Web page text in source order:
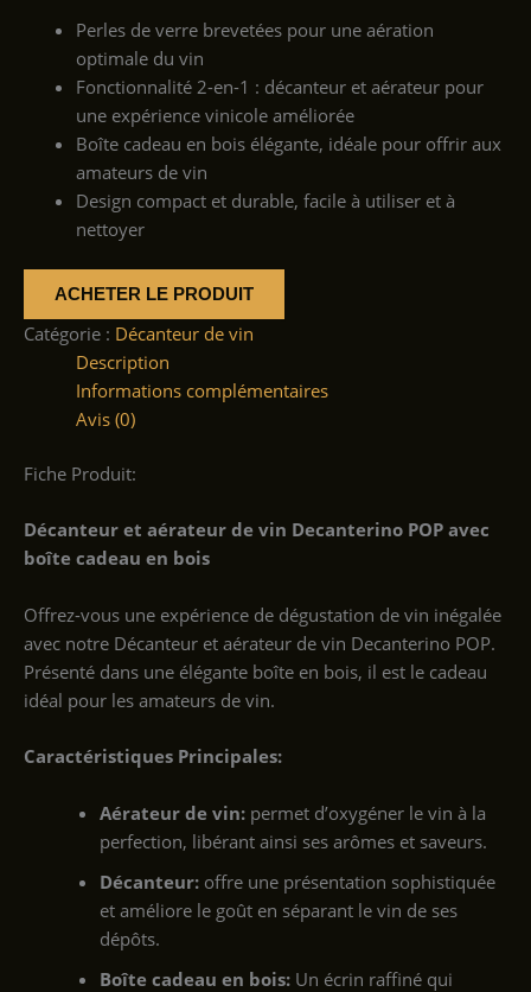
Perles de verre brevetées pour une aération
optimale du vin
Fonctionnalité 2-en-1 : décanteur et aérateur pour
une expérience vinicole améliorée
Boîte cadeau en bois élégante, idéale pour offrir aux
amateurs de vin
Design compact et durable, facile à utiliser et à
nettoyer
ACHETER LE PRODUIT
Catégorie : Décanteur de vin
Description
Informations complémentaires
Avis (0)
Fiche Produit:
Décanteur et aérateur de vin Decanterino POP avec
boîte cadeau en bois
Offrez-vous une expérience de dégustation de vin inégalée
avec notre Décanteur et aérateur de vin Decanterino POP.
Présenté dans une élégante boîte en bois, il est le cadeau
idéal pour les amateurs de vin.
Caractéristiques Principales:
Aérateur de vin:permet d’oxygéner le vin à la
perfection, libérant ainsi ses arômes et saveurs.
Décanteur:offre une présentation sophistiquée
et améliore le goût en séparant le vin de ses
dépôts.
Boîte cadeau en bois:Un écrin raffiné qui